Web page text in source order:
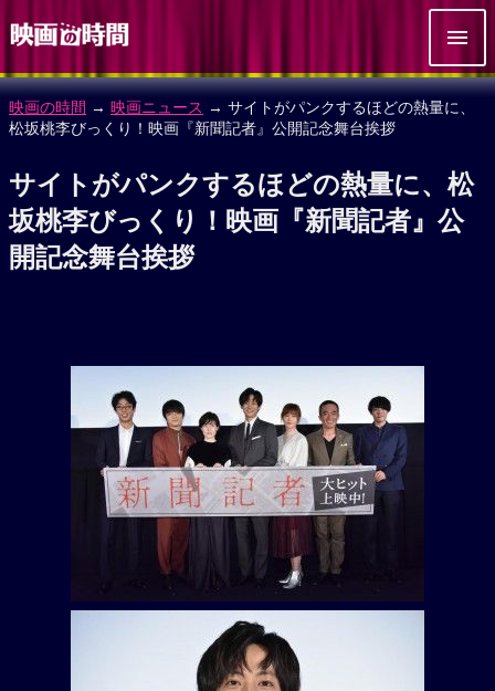
映画の時間 → 映画ニュース → サイトがパンクするほどの熱量に、
松坂桃李びっくり！映画『新聞記者』公開記念舞台挨拶
サイトがパンクするほどの熱量に、松
坂桃李びっくり！映画『新聞記者』公
開記念舞台挨拶